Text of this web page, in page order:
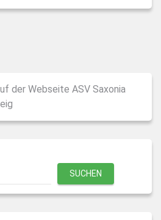
der Webseite ASV Saxonia
SUCHEN